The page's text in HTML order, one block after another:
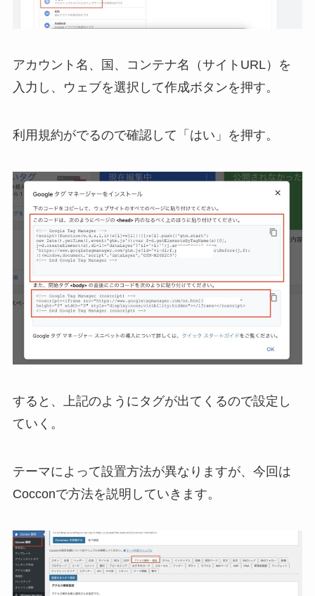
アカウント名、国、コンテナ名（サイトURL）を
入力し、ウェブを選択して作成ボタンを押す。
利用規約がでるので確認して「はい」を押す。
すると、上記のようにタグが出てくるので設定し
ていく。
テーマによって設置方法が異なりますが、今回は
Cocconで方法を説明していきます。